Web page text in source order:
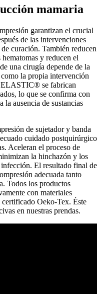
mamaria
garantizan el crucial
de las intervenciones
curación. También reducen
y reducen el
una cirugía depende de la
la propia intervención
se fabrican
lo que se confirma con
ausencia de sustancias
de sujetador y banda
cuidado postquirúrgico
Aceleran el proceso de
la hinchazón y los
El resultado final de
adecuada tanto
Todos los productos
con materiales
Oeko-Tex. Éste
en nuestras prendas.